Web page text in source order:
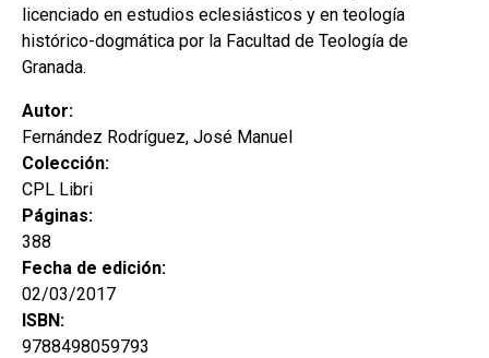
licenciado en estudios eclesiásticos y en teología
histórico-dogmática por la Facultad de Teología de
Granada.
Autor:
Fernández Rodríguez, José Manuel
Colección:
CPL Libri
Páginas:
388
Fecha de edición:
02/03/2017
ISBN:
9788498059793